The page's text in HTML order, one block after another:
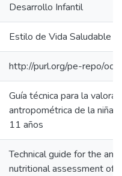
Desarrollo Infantil
Estilo de Vida Saludable
http://purl.org/pe-repo/
Guía técnica para la
antropométrica de la niña
11 años
Technical guide for the
nutritional assessment of